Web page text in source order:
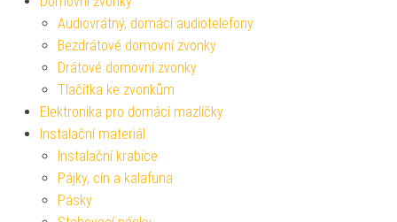
Audiovrátný, domácí audiotelefony
Bezdrátové domovní zvonky
Drátové domovní zvonky
Tlačítka ke zvonkům
Elektronika pro domácí mazlíčky
Instalační materiál
Instalační krabice
Pájky, cín a kalafuna
Pásky